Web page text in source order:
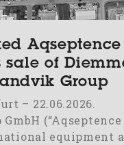
Aqseptence
sale of
Group
– 22.06.2026.
(“Aqseptence
equipment